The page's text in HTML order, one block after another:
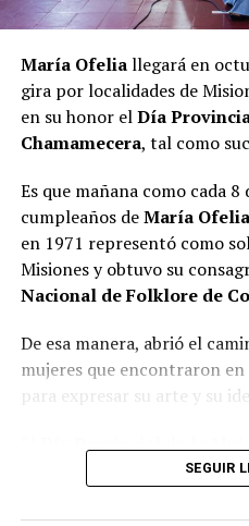
María Ofeliallegará en
gira por localidades de
en su honor elDía
Chamamecera, tal como
Es que mañana como cada 8
cumpleaños deMaría
en 1971 representó como
Misiones y obtuvo su
Nacional de Folklore de
De esa manera, abrió el
mujeres que encontraron
para expresar su arte y su
instituyó por ley provincial
SEGUIR